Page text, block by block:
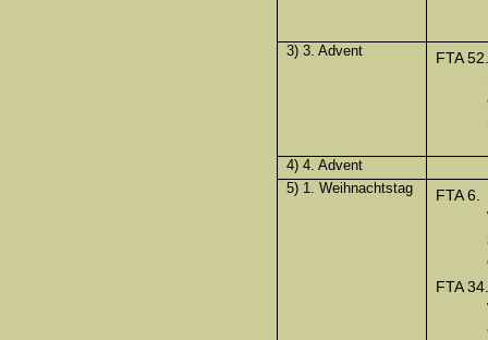
3) 3. Advent
FTA 52.
4) 4. Advent
5) 1. Weihnachtstag
FTA 6.
FTA 34.